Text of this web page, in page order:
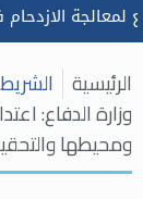
الازدحام في
الرئيسية
وزارة الدفاع:
ومحيطها